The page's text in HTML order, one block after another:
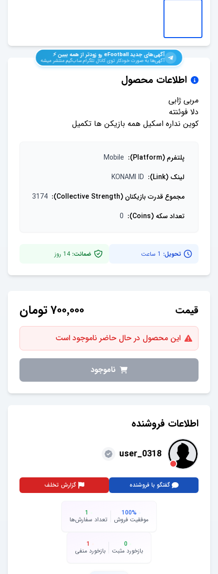
آگهی‌های جدیدeFootball رو زودتر از همه ببین ⚡️
آگهی‌ها به صورت خودکار توی کانال تلگرام ساب‌گیم منتشر میشه
اطلاعات محصول
کوین نداره اسکیل همه بازیکن ها تکمیل
پلتفرم (Platform) :
Mobile
لینک (Link)
:
KONAMI ID
مجموع قدرت بازیکنان (Collective Strength)
:
3174
تعداد سکه (Coins)
:
0
تحویل: 1 ساعت ضمانت:14 روز
قیمت ۷۰۰٬۰۰۰تومان
این محصول در حال حاضر ناموجود است
ناموجود
اطلاعات فروشنده
user_0318
گفتگو با فروشنده گزارش تخلف
100%
موفقیت فروش
1
تعداد سفارش‌ها
0
بازخورد مثبت
1
بازخورد منفی